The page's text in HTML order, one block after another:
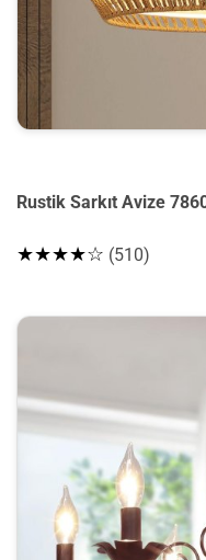
Rustik Sarkıt Avize
★★★★☆ (510)